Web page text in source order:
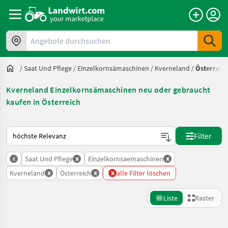
Angebote durchsuchen
/Saat Und Pflege / Einzelkornsämaschinen / Kverneland /
Kverneland Einzelkornsämaschinen neu oder gebraucht
kaufen in Österreich
So wird auf Landwirt.com sortiert
Filter
x Saat Und Pflege x Einzelkornsaemaschinen x
Kverneland x Österreich x x alle Filter löschen
Liste Raster